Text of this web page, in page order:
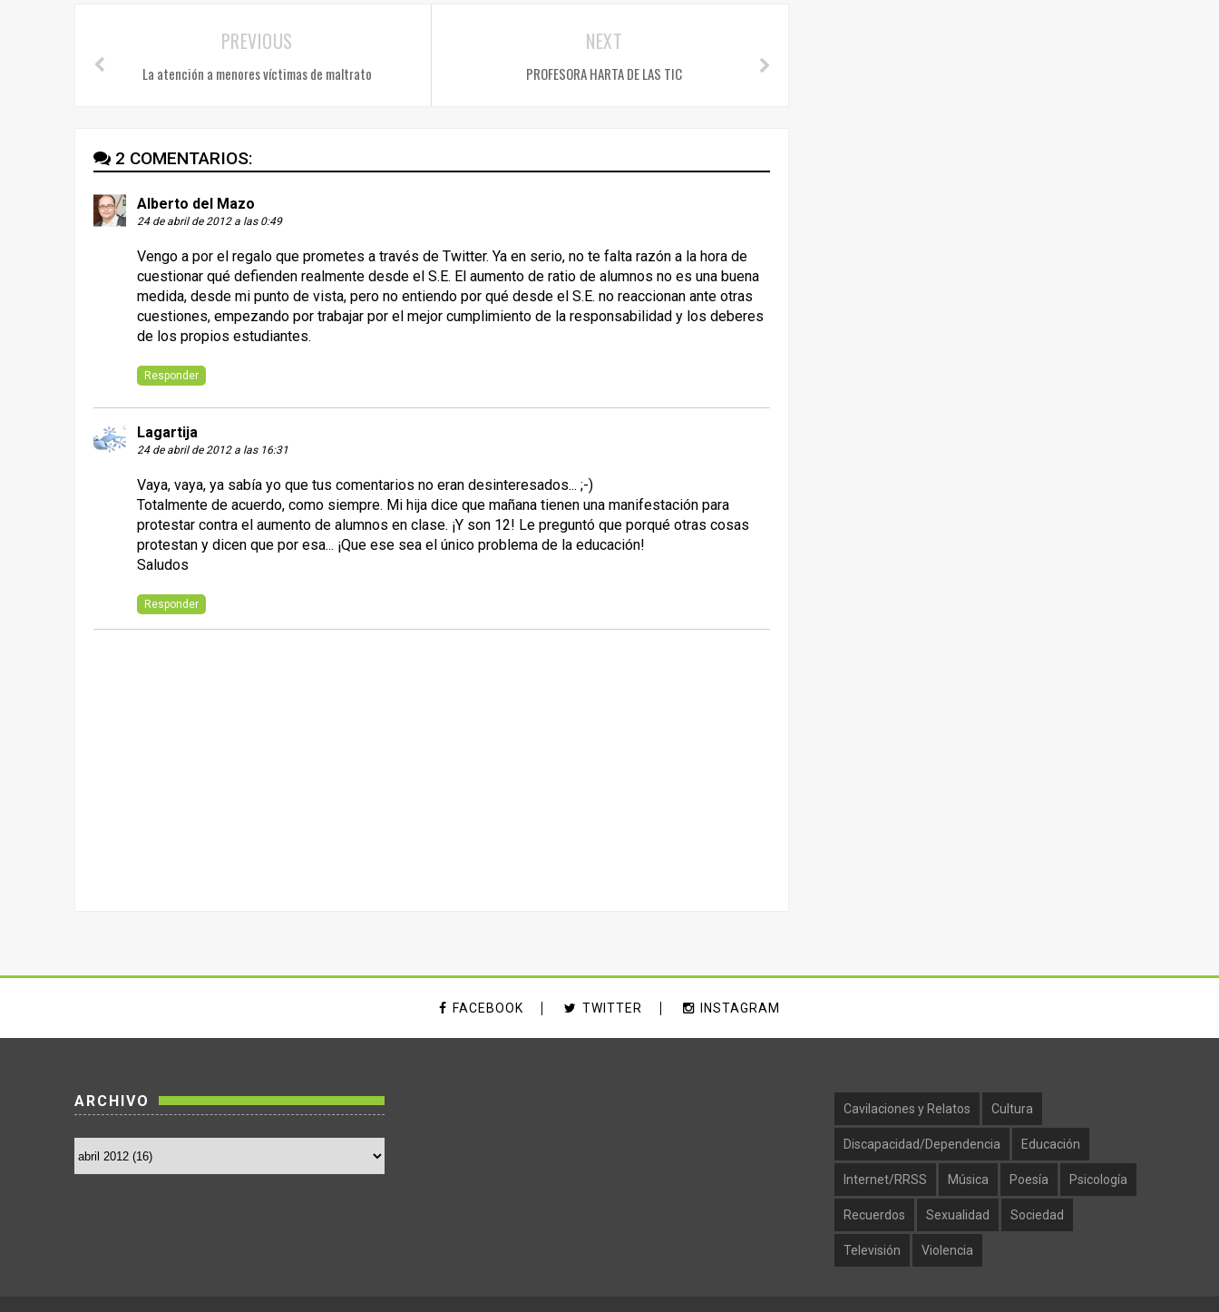
NEXT
PROFESORA HARTA DE LAS TIC
PREVIOUS
La atención a menores víctimas de maltrato
2 COMENTARIOS:
Alberto del Mazo
24 de abril de 2012 a las 0:49
Vengo a por el regalo que prometes a través de Twitter. Ya en serio, no te falta razón a la hora de
cuestionar qué defienden realmente desde el S.E. El aumento de ratio de alumnos no es una buena
medida, desde mi punto de vista, pero no entiendo por qué desde el S.E. no reaccionan ante otras
cuestiones, empezando por trabajar por el mejor cumplimiento de la responsabilidad y los deberes
de los propios estudiantes.
Responder
Lagartija
24 de abril de 2012 a las 16:31
Vaya, vaya, ya sabía yo que tus comentarios no eran desinteresados... ;-)
Totalmente de acuerdo, como siempre. Mi hija dice que mañana tienen una manifestación para
protestar contra el aumento de alumnos en clase. ¡Y son 12! Le preguntó que porqué otras cosas
protestan y dicen que por esa... ¡Que ese sea el único problema de la educación!
Saludos
Responder
FACEBOOK TWITTER INSTAGRAM
ARCHIVO Cavilaciones y Relatos Cultura
Discapacidad/Dependencia Educación
Internet/RRSS Música Poesía Psicología
Recuerdos Sexualidad Sociedad
Televisión Violencia